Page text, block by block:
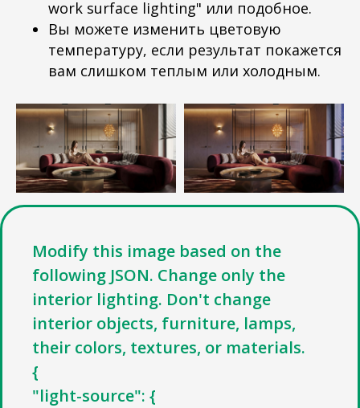
work surface lighting" или подобное.
Вы можете изменить цветовую
температуру, если результат покажется
вам слишком теплым или холодным.
Modify this image based on the
following JSON. Change only the
interior lighting. Don't change
interior objects, furniture, lamps,
their colors, textures, or materials.
{
"light-source": {